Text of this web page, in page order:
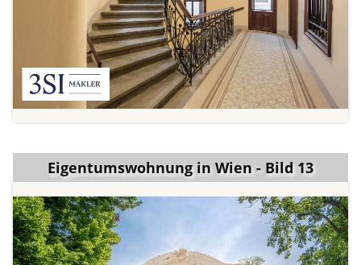
Eigentumswohnung in Wien - Bild 13